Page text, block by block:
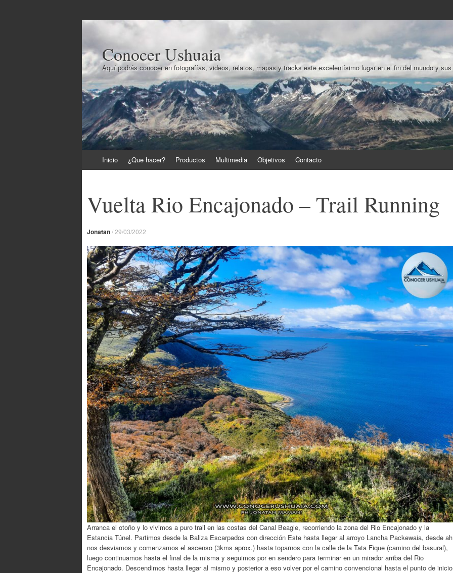
Conocer Ushuaia
Aquí podrás conocer en fotografías, videos, relatos, mapas y tracks este excelentísimo lugar en el fin del mundo y sus
al
Inicio ¿Que hacer? Productos Multimedia Objetivos Contacto
Vuelta Rio Encajonado – Trail Running
Jonatan/29/03/2022
Arranca el otoño y lo vivimos a puro trail en las costas del Canal Beagle, recorriendo la zona del Rio Encajonado y la
Estancia Túnel. Partimos desde la Baliza Escarpados con dirección Este hasta llegar al arroyo Lancha Packewaia, desde
nos desviamos y comenzamos el ascenso (3kms aprox.) hasta toparnos con la calle de la Tata Fique (camino del basural),
luego continuamos hasta el final de la misma y seguimos por en sendero para terminar en un mirador arriba del Rio
Encajonado. Descendimos hasta llegar al mismo y posterior a eso volver por el camino convencional hasta el punto de